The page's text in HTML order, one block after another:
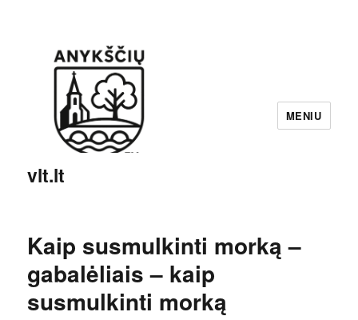
vlt.lt
MENIU
Kaip susmulkinti morką –
gabalėliais – kaip
susmulkinti morką